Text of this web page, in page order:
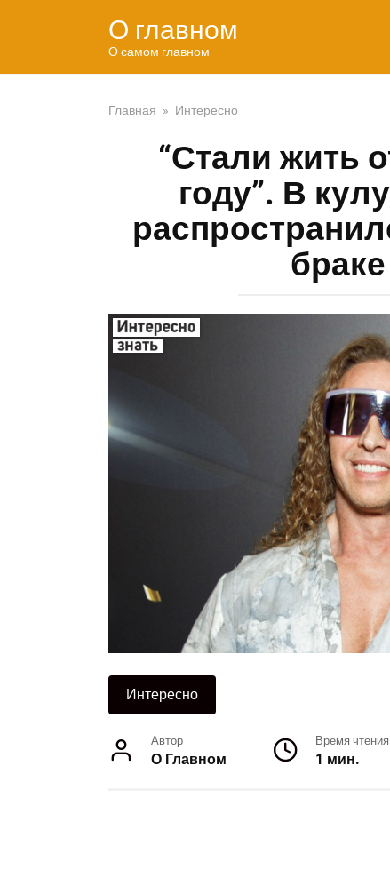
О главном
О самом главном
Главная » Интересно
“Стали жить
году”. В
Интересно
Автор
О Главном
Время чтения
1 мин.